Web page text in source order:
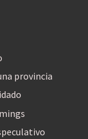
provincia